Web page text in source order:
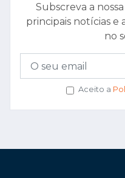
Subscreva a
principais notícias
no
Aceito a